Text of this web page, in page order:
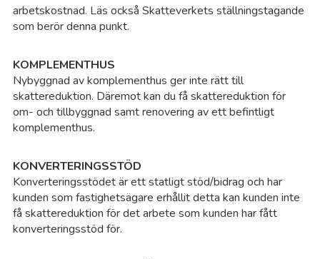
arbetskostnad. Läs också Skatteverkets ställningstagande
som berör denna punkt.
KOMPLEMENTHUS
Nybyggnad av komplementhus ger inte rätt till
skattereduktion. Däremot kan du få skattereduktion för
om- och tillbyggnad samt renovering av ett befintligt
komplementhus.
KONVERTERINGSSTÖD
Konverteringsstödet är ett statligt stöd/bidrag och har
kunden som fastighetsägare erhållit detta kan kunden inte
få skattereduktion för det arbete som kunden har fått
konverteringsstöd för.